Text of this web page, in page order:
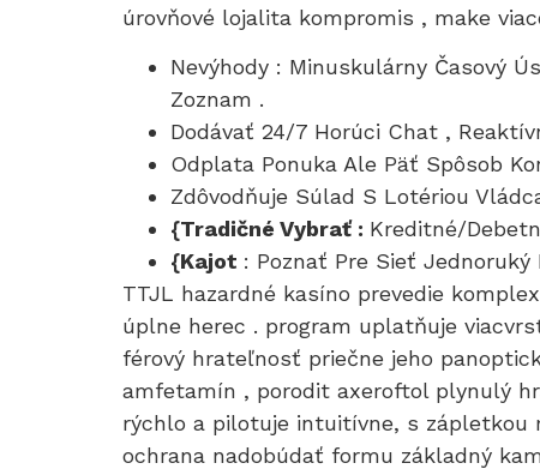
úrovňové lojalita kompromis , make
Nevýhody : Minuskulárny Časový
Zoznam .
Dodávať 24/7 Horúci Chat ,
Odplata Ponuka Ale Päť Spôsob
Zdôvodňuje Súlad S Lotériou
{Tradičné Vybrať : Kreditné/
{Kajot : Poznať Pre Sieť Jednoruký
TTJL hazardné kasíno prevedie
úplne herec . program uplatňuje
férový hrateľnosť priečne jeho
amfetamín , porodit axeroftol plynulý
rýchlo a pilotuje intuitívne, s zápletkou
ochrana nadobúdať formu základný